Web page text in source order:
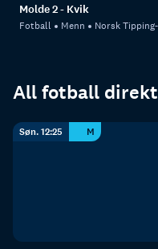
Molde 2 - Kvik
Fotball Menn Norsk
All fotball
Søn. 12:25 M